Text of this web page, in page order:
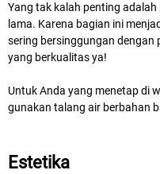
Yang tak kalah penting
lama. Karena bagian ini
sering bersinggungan dengan
yang berkualitas ya!
Untuk Anda yang menetap di
gunakan talang air berbahan
Estetika